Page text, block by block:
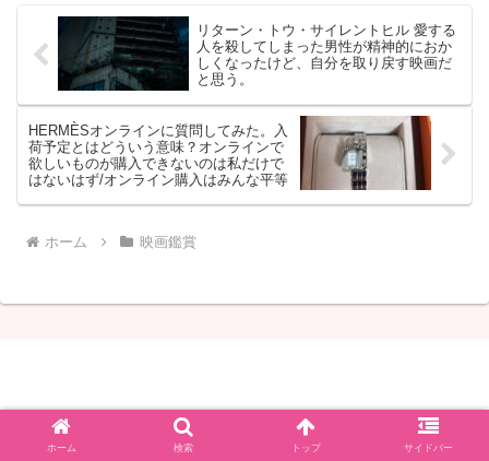
リターン・トウ・サイレントヒル 愛する
人を殺してしまった男性が精神的におか
しくなったけど、自分を取り戻す映画だ
と思う。
HERMÈSオンラインに質問してみた。入
荷予定とはどういう意味？オンラインで
欲しいものが購入できないのは私だけで
はないはず/オンライン購入はみんな平等
ホーム 映画鑑賞
© 2020 しゃりこ.
ホーム 検索 トップ サイドバー